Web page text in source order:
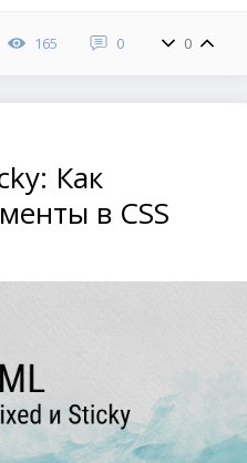
165 0 0
Как
в CSS